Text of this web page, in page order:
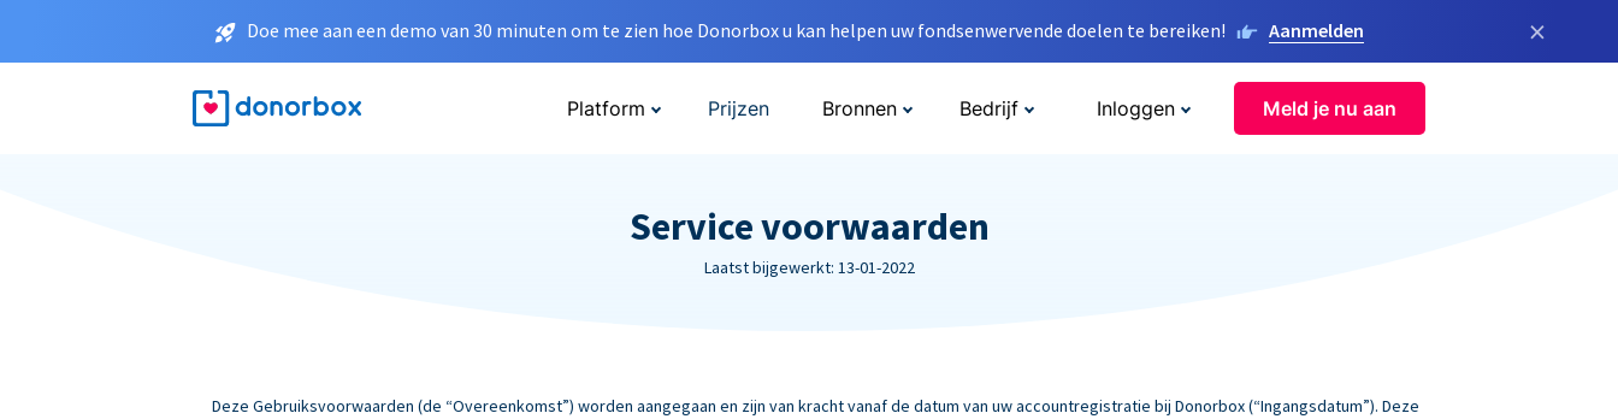
Doe mee aan een demo van 30 minuten om te zien hoe Donorbox u kan helpen uw fondsenwervende doelen te bereiken! Aanmelden ×
Platform Prijzen Bronnen Bedrijf Inloggen Meld je nu aan
Service voorwaarden
Laatst bijgewerkt: 13-01-2022
Deze Gebruiksvoorwaarden (de “Overeenkomst”) worden aangegaan en zijn van kracht vanaf de datum van uw accountregistratie bij Donorbox (“Ingangsdatum”). Deze